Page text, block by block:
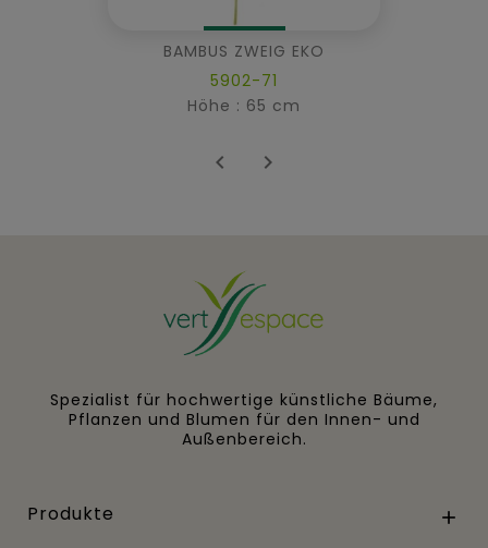
BAMBUS ZWEIG EKO
5902-71
Höhe : 65 cm
 
Spezialist für hochwertige künstliche Bäume,
Pflanzen und Blumen für den Innen- und
Außenbereich.
Produkte 